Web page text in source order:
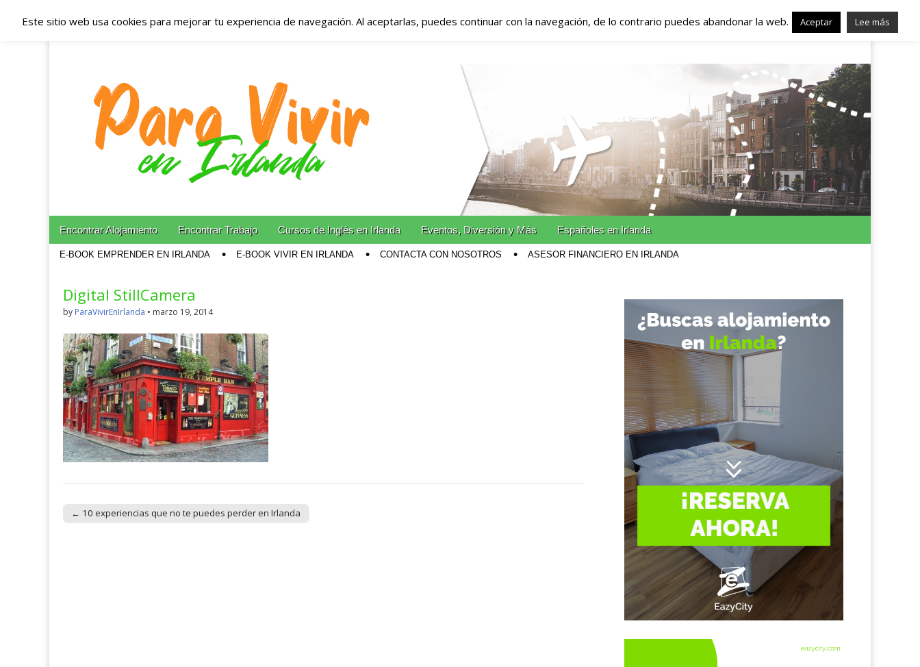
Españoles en Irlanda – Vivir en Irlanda – Trabajo en
Irlanda – Alojamiento en Irlanda
Blog dedicado a los que viven, estudian y trabajan en Irlanda!
Main menu
Skip to content
Encontrar Alojamiento Encontrar Trabajo Cursos de Inglés en Irlanda Eventos, Diversión y Más Españoles en Irlanda
E-BOOK EMPRENDER EN IRLANDA E-BOOK VIVIR EN IRLANDA CONTACTA CON NOSOTROS ASESOR FINANCIERO EN IRLANDA
Digital StillCamera
by ParaVivirEnIrlanda • marzo 19, 2014
← 10 experiencias que no te puedes perder en Irlanda
Este sitio web usa cookies para mejorar tu experiencia de navegación. Al aceptarlas, puedes continuar con la navegación, de lo contrario puedes abandonar la web. Aceptar Lee más